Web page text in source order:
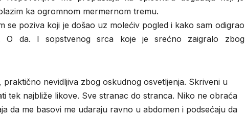
ka ogromnom mermernom tremu.
se poziva koji je došao uz molećiv pogled i kako sam odigrao
O da. I sopstvenog srca koje je srećno zaigralo zbog
nevidljiva zbog oskudnog osvetljenja. Skriveni u
tek najbliže likove. Sve stranac do stranca. Niko ne obraća
da me basovi me udaraju ravno u abdomen i podsećaju da